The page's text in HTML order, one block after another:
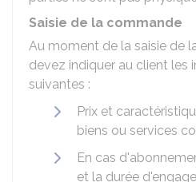
Saisie de la commande
Au moment de la saisie de
devez indiquer au client les
suivantes :
Prix et
biens ou services
En cas
et la durée